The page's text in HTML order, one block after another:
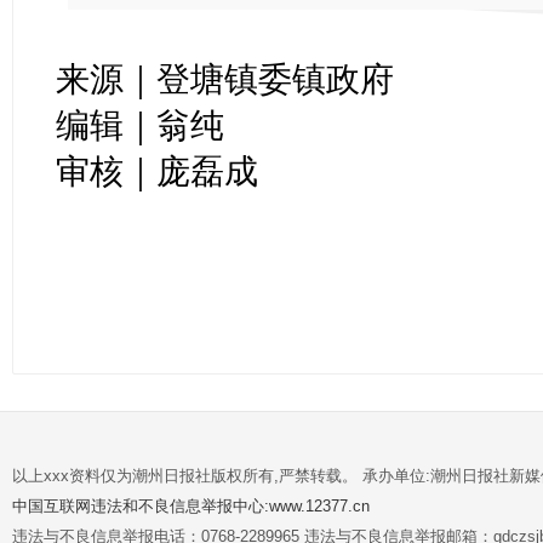
来源｜登塘镇委镇政府
编辑｜翁纯
审核｜庞磊成
以上xxx资料仅为潮州日报社版权所有,严禁转载。 承办单位:潮州日报社新
中国互联网违法和不良信息举报中心:www.12377.cn
违法与不良信息举报电话：0768-2289965 违法与不良信息举报邮箱：